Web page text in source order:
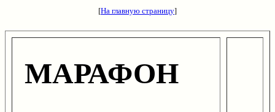
[На главную страницу]
МАРАФОН